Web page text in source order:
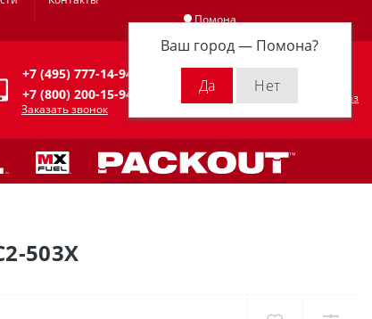
Помона
Ваш город — Помона?
Личный кабинет
+7 (495) 777-14-94
+7 (800) 200-15-94
Заказать звонок
0 р.
Оформить заказ
503X